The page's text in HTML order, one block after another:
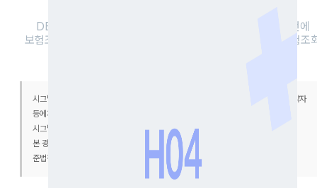
DB손해보험 현대해상 삼성생명 등 모든 보험사 정보를 한번에
보험조회 할 수 있는 방법이 있다? 시그널플래너 한번이면 보험조
시그널파이낸셜랩 보험대리점의 개인 의견이며 이로 인한 이익 또는 손실은 보험계약자
등에게 귀속됩니다.
시그널파이낸셜랩 보험대리점(협회 등록번호 : 2020050020)
본 광고는 광고심의기준을 준수하였으며, 유효기간은 심의일로부터 1년입니다.
준법감시인 심의필 제2025-7048호(2025. 9. 8 ~ 2026. 9. 7)